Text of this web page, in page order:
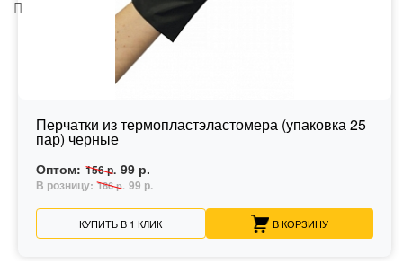
Перчатки из термопластэластомера (упаковка 25
пар) черные
Оптом: 156 р. 99 р.
В розницу: 186 р. 99 р.
КУПИТЬ В 1 КЛИК В КОРЗИНУ